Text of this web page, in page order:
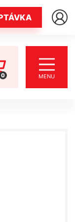
0 MENU